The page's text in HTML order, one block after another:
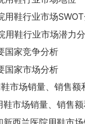
用鞋行业市场
用鞋行业市场潜力
国家竞争分析
国家市场分析
市场销量、销售额
市场销量、销售